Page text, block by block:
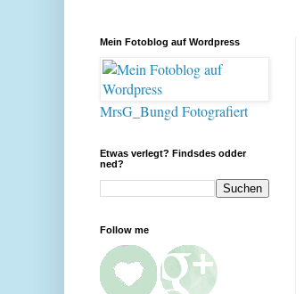
Mein Fotoblog auf Wordpress
MrsG_Bungd Fotografiert
Etwas verlegt? Findsdes odder
ned?
Follow me